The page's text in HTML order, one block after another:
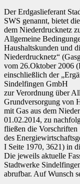
Der Erdgaslieferant
SWS genannt, bietet
dem Niederdrucknetz
Allgemeine
Haushaltskunden und
Niederdrucknetz“
vom 26.Oktober 2006
einschließlich der
Sindelfingen GmbH
zur Verordnung über
Grundversorgung von
mit Gas aus dem
01.02.2014, zu
fließen die Vorschriften
des
I Seite 1970, 3621) in
Die jeweils aktuelle
Stadtwerke
abrufbar. Auf Wunsch